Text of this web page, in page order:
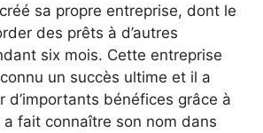
sa propre entreprise, dont le
des prêts à d’autres
six mois. Cette entreprise
un succès ultime et il a
d’importants bénéfices grâce à
a fait connaître son nom dans